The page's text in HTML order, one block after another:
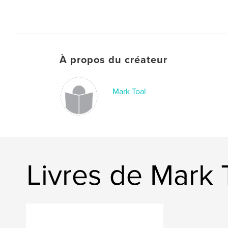
À propos du créateur
Mark Toal
Livres de Mark